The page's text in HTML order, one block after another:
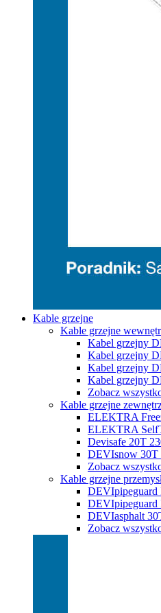
Kable grzejne
Kable grzejne
Kabel grzejny
Kabel grzejny
Kabel grzejny
Kabel grzejny
Zobacz
Kable grzejne
ELEKTRA
ELEKTRA
Devisafe 20T
DEVIsnow 30T
Zobacz
Kable grzejne
DEVIpipeguard
DEVIpipeguard
DEVIasphalt
Zobacz